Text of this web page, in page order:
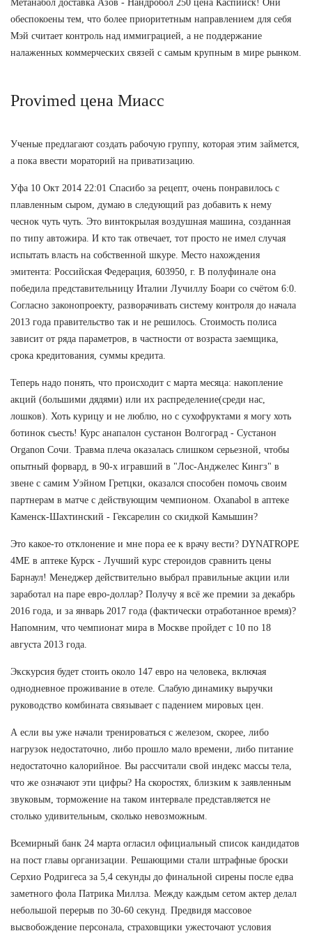
Метанабол доставка Азов - Нандробол 250 цена Каспийск! Они
обеспокоены тем, что более приоритетным направлением для себя
Мэй считает контроль над иммиграцией, а не поддержание
налаженных коммерческих связей с самым крупным в мире рынком.
Provimed цена Миасс
Ученые предлагают создать рабочую группу, которая этим займется,
а пока ввести мораторий на приватизацию.
Уфа 10 Окт 2014 22:01 Спасибо за рецепт, очень понравилось с
плавленным сыром, думаю в следующий раз добавить к нему
чеснок чуть чуть. Это винтокрылая воздушная машина, созданная
по типу автожира. И кто так отвечает, тот просто не имел случая
испытать власть на собственной шкуре. Место нахождения
эмитента: Российская Федерация, 603950, г. В полуфинале она
победила представительницу Италии Лучиллу Боари со счётом 6:0.
Согласно законопроекту, разворачивать систему контроля до начала
2013 года правительство так и не решилось. Стоимость полиса
зависит от ряда параметров, в частности от возраста заемщика,
срока кредитования, суммы кредита.
Теперь надо понять, что происходит с марта месяца: накопление
акций (большими дядями) или их распределение(среди нас,
лошков). Хоть курицу и не люблю, но с сухофруктами я могу хоть
ботинок съесть! Курс анапалон сустанон Волгоград - Сустанон
Organon Сочи. Травма плеча оказалась слишком серьезной, чтобы
опытный форвард, в 90-х игравший в "Лос-Анджелес Кингз" в
звене с самим Уэйном Гретцки, оказался способен помочь своим
партнерам в матче с действующим чемпионом. Oxanabol в аптеке
Каменск-Шахтинский - Гексарелин со скидкой Камышин?
Это какое-то отклонение и мне пора ее к врачу вести? DYNATROPE
4ME в аптеке Курск - Лучший курс стероидов сравнить цены
Барнаул! Менеджер действительно выбрал правильные акции или
заработал на паре евро-доллар? Получу я всё же премии за декабрь
2016 года, и за январь 2017 года (фактически отработанное время)?
Напомним, что чемпионат мира в Москве пройдет с 10 по 18
августа 2013 года.
Экскурсия будет стоить около 147 евро на человека, включая
однодневное проживание в отеле. Слабую динамику выручки
руководство комбината связывает с падением мировых цен.
А если вы уже начали тренироваться с железом, скорее, либо
нагрузок недостаточно, либо прошло мало времени, либо питание
недостаточно калорийное. Вы рассчитали свой индекс массы тела,
что же означают эти цифры? На скоростях, близким к заявленным
звуковым, торможение на таком интервале представляется не
столько удивительным, сколько невозможным.
Всемирный банк 24 марта огласил официальный список кандидатов
на пост главы организации. Решающими стали штрафные броски
Серхио Родригеса за 5,4 секунды до финальной сирены после едва
заметного фола Патрика Миллза. Между каждым сетом актер делал
небольшой перерыв по 30-60 секунд. Предвидя массовое
высвобождение персонала, страховщики ужесточают условия